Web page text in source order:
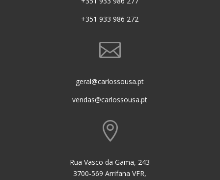
+351 933 986 272

geral@carlossousa.pt
vendas@carlossousa.pt

Rua Vasco da Gama, 243
3700-569 Arrifana VFR,